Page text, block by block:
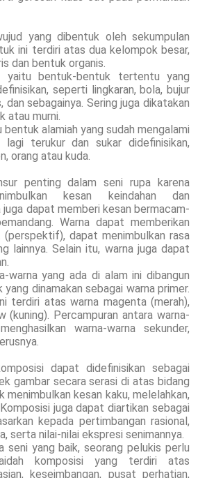
yang dibentuk oleh sekumpulan
ini terdiri atas dua kelompok besar,
dan bentuk organis.
yaitu bentuk-bentuk tertentu yang
seperti lingkaran, bola, bujur
dan sebagainya. Sering juga dikatakan
atau murni.
alamiah yang sudah mengalami
lagi terukur dan sukar didefinisikan,
orang atau kuda.
penting dalam seni rupa karena
kesan keindahan dan
juga dapat memberi kesan bermacam-
Warna dapat memberikan
(perspektif), dapat menimbulkan rasa
lainnya. Selain itu, warna juga dapat
warna yang ada di alam ini dibangun
dinamakan sebagai warna primer.
terdiri atas warna magenta (merah),
(kuning). Percampuran antara warna-
warna-warna sekunder,
dapat didefinisikan sebagai
gambar secara serasi di atas bidang
menimbulkan kesan kaku, melelahkan,
juga dapat diartikan sebagai
kepada pertimbangan rasional,
serta nilai-nilai ekspresi senimannya.
seni yang baik, seorang pelukis perlu
komposisi yang terdiri atas
keseimbangan, pusat perhatian,